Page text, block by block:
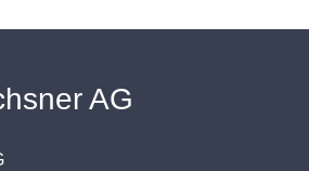
AG